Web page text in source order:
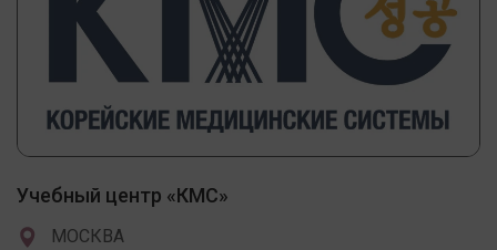
Учебный центр «КМС»
МОСКВА